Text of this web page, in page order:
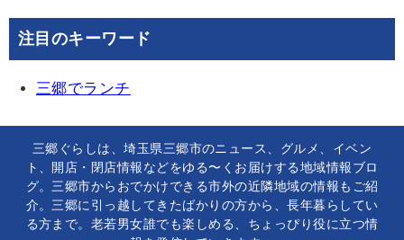
注目のキーワード
三郷でランチ
三郷ぐらしは、埼玉県三郷市のニュース、グルメ、イベン
ト、開店・閉店情報などをゆる〜くお届けする地域情報ブロ
グ。三郷市からおでかけできる市外の近隣地域の情報もご紹
介。三郷に引っ越してきたばかりの方から、長年暮らしてい
る方まで。老若男女誰でも楽しめる、ちょっぴり役に立つ情